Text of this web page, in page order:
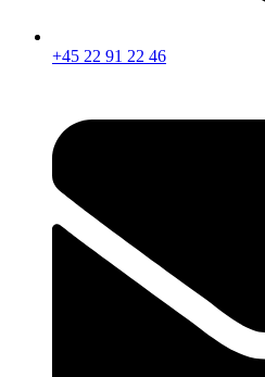
+45 22 91 22 46